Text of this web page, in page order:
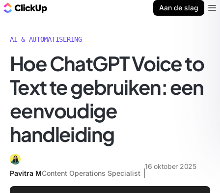
Aan de slag
AI & AUTOMATISERING
Hoe ChatGPT Voice to
Text te gebruiken: een
eenvoudige
handleiding
Pavitra MContent Operations Specialist
16 oktober 2025